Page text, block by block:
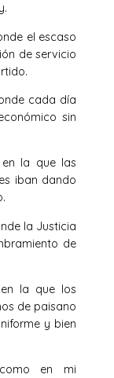
el escaso
de servicio
cada día
sin
la que las
iban dando
la Justicia
de
la que los
de paisano
y bien
en mi